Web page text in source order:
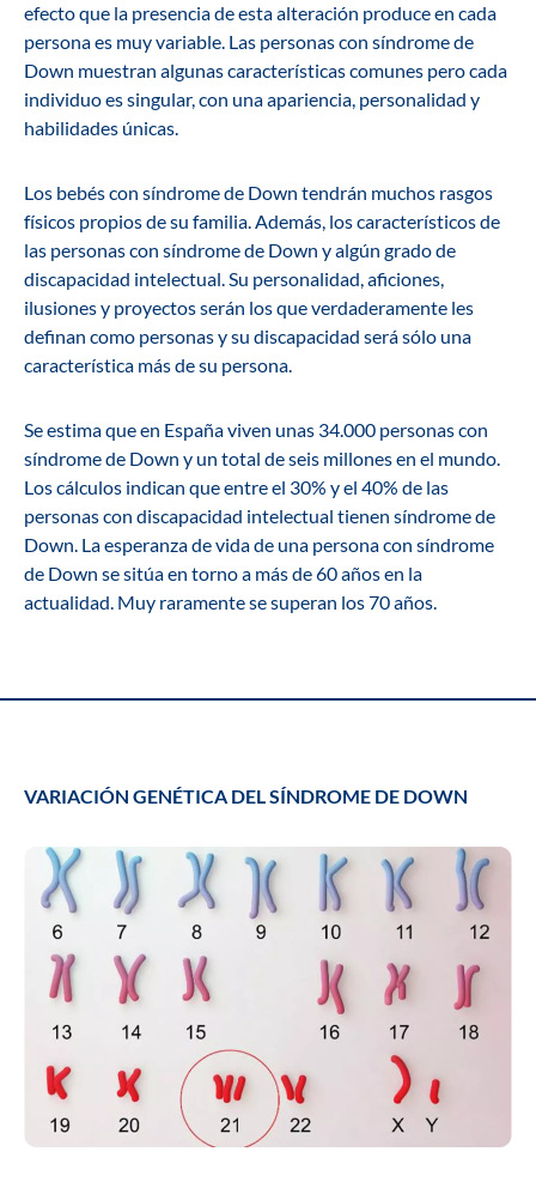
efecto que la presencia de esta alteración produce en cada
persona es muy variable. Las personas con síndrome de
Down muestran algunas características comunes pero cada
individuo es singular, con una apariencia, personalidad y
habilidades únicas.
Los bebés con síndrome de Down tendrán muchos rasgos
físicos propios de su familia. Además, los característicos de
las personas con síndrome de Down y algún grado de
discapacidad intelectual. Su personalidad, aficiones,
ilusiones y proyectos serán los que verdaderamente les
definan como personas y su discapacidad será sólo una
característica más de su persona.
Se estima que en España viven unas 34.000 personas con
síndrome de Down y un total de seis millones en el mundo.
Los cálculos indican que entre el 30% y el 40% de las
personas con discapacidad intelectual tienen síndrome de
Down. La esperanza de vida de una persona con síndrome
de Down se sitúa en torno a más de 60 años en la
actualidad. Muy raramente se superan los 70 años.
VARIACIÓN GENÉTICA DEL SÍNDROME DE DOWN